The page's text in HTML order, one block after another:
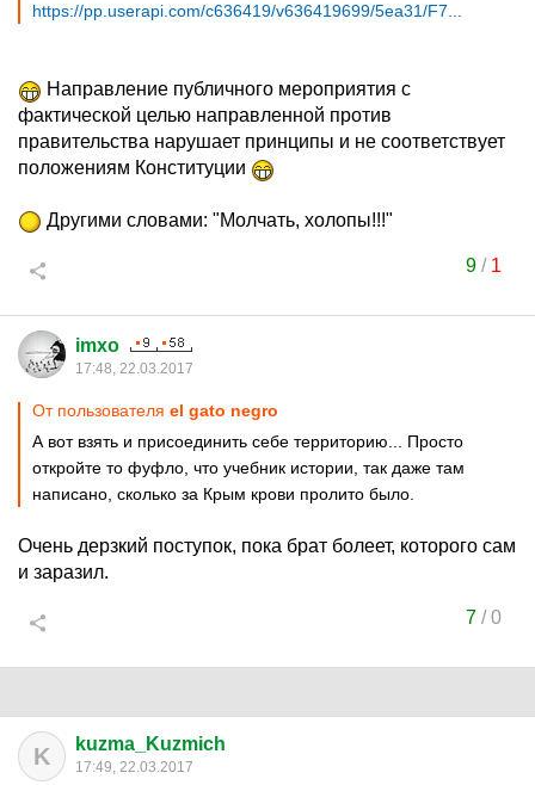
https://pp.userapi.com/c636419/v636419699/5ea31/F7...
Направление публичного мероприятия с
фактической целью направленной против
правительства нарушает принципы и не соответствует
положениям Конституции
Другими словами: "Молчать, холопы!!!"
9/ 1
imxo
17:48, 22.03.2017
От пользователя el gato negro
А вот взять и присоединить себе территорию... Просто
откройте то фуфло, что учебник истории, так даже там
написано, сколько за Крым крови пролито было.
Очень дерзкий поступок, пока брат болеет, которого сам
и заразил.
7/0
K kuzma_Kuzmich
17:49, 22.03.2017